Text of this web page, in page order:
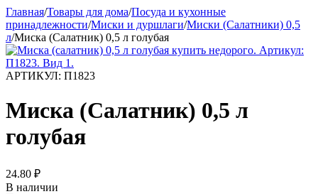
Главная/Товары для дома/Посуда и кухонные
принадлежности/Миски и дуршлаги/Миски (Салатники) 0,5
л/Миска (Салатник) 0,5 л голубая
АРТИКУЛ: П1823
Миска (Салатник) 0,5 л
голубая
24.80 ₽
В наличии